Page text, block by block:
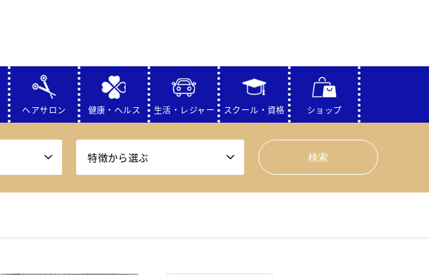
ヘアサロン 健康・ヘルス 生活・レジャー スクール・資格 ショップ
特徴から選ぶ